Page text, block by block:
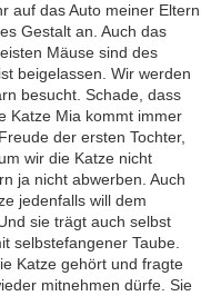
auf das Auto meiner Eltern
Gestalt an. Auch das
Mäuse sind des
beigelassen. Wir werden
besucht. Schade, dass
Katze Mia kommt immer
der ersten Tochter,
wir die Katze nicht
ja nicht abwerben. Auch
jedenfalls will dem
sie trägt auch selbst
selbstefangener Taube.
Katze gehört und fragte
mitnehmen dürfe. Sie